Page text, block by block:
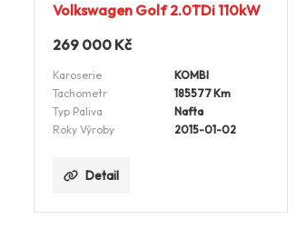
Volkswagen Golf 2.0TDi 110kW
269 000 Kč
Karoserie
KOMBI
Tachometr
185577 Km
Typ Paliva
Nafta
Roky Výroby
2015-01-02
Detail